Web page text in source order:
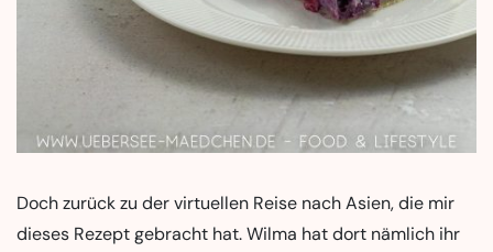
Doch zurück zu der virtuellen Reise nach Asien, die mir
dieses Rezept gebracht hat. Wilma hat dort nämlich ihr